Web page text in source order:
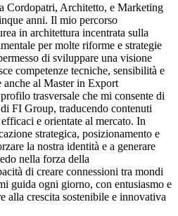
Cordopatri, Architetto, e Marketing
anni. Il mio percorso
in architettura incentrata sulla
per molte riforme e strategie
di sviluppare una visione
competenze tecniche, sensibilità e
anche al Master in Export
trasversale che mi consente di
FI Group, traducendo contenuti
e orientate al mercato. In
strategica, posizionamento e
la nostra identità e a generare
nella forza della
di creare connessioni tra mondi
guida ogni giorno, con entusiasmo e
alla crescita sostenibile e innovativa